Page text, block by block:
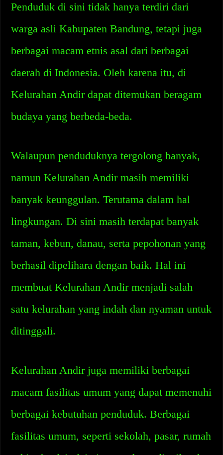
Penduduk di sini tidak hanya terdiri dari
warga asli Kabupaten Bandung, tetapi juga
berbagai macam etnis asal dari berbagai
daerah di Indonesia. Oleh karena itu, di
Kelurahan Andir dapat ditemukan beragam
budaya yang berbeda-beda.
Walaupun penduduknya tergolong banyak,
namun Kelurahan Andir masih memiliki
banyak keunggulan. Terutama dalam hal
lingkungan. Di sini masih terdapat banyak
taman, kebun, danau, serta pepohonan yang
berhasil dipelihara dengan baik. Hal ini
membuat Kelurahan Andir menjadi salah
satu kelurahan yang indah dan nyaman untuk
ditinggali.
Kelurahan Andir juga memiliki berbagai
macam fasilitas umum yang dapat memenuhi
berbagai kebutuhan penduduk. Berbagai
fasilitas umum, seperti sekolah, pasar, rumah